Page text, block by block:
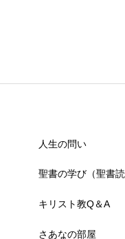
人生の問い
聖書の学び（聖書読
キリスト教Q＆A
さあなの部屋